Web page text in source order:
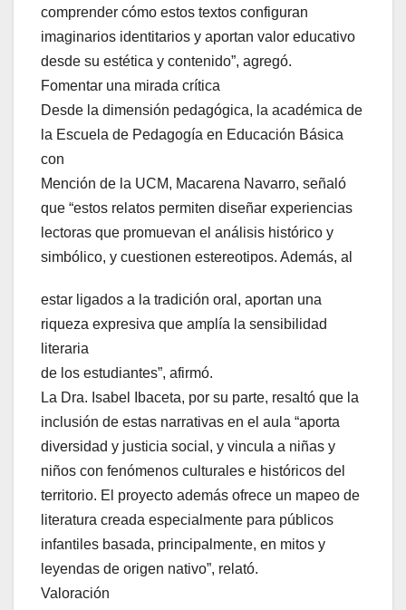
comprender cómo estos textos configuran
imaginarios identitarios y aportan valor educativo
desde su estética y contenido”, agregó.
Fomentar una mirada crítica
Desde la dimensión pedagógica, la académica de
la Escuela de Pedagogía en Educación Básica
con
Mención de la UCM, Macarena Navarro, señaló
que “estos relatos permiten diseñar experiencias
lectoras que promuevan el análisis histórico y
simbólico, y cuestionen estereotipos. Además, al
estar ligados a la tradición oral, aportan una
riqueza expresiva que amplía la sensibilidad
literaria
de los estudiantes”, afirmó.
La Dra. Isabel Ibaceta, por su parte, resaltó que la
inclusión de estas narrativas en el aula “aporta
diversidad y justicia social, y vincula a niñas y
niños con fenómenos culturales e históricos del
territorio. El proyecto además ofrece un mapeo de
literatura creada especialmente para públicos
infantiles basada, principalmente, en mitos y
leyendas de origen nativo”, relató.
Valoración